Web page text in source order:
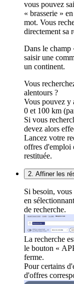
vous pouvez
« brasserie »
mot. Vous
directement sa
Dans le champ
saisir une
un continent.
Vous
alentours ?
Vous pouvez y
0 et 100 km
Si vous
devez alors
Lancez votre
offres d'emploi
restituée.
2. Affiner les
Si besoin,
en
de recherche.
La recherche
le bouton «
ferme.
Pour certains
d'offres